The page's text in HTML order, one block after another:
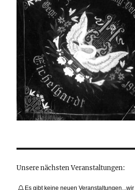
Unsere nächsten Veranstaltungen:
Es gibt keine neuen